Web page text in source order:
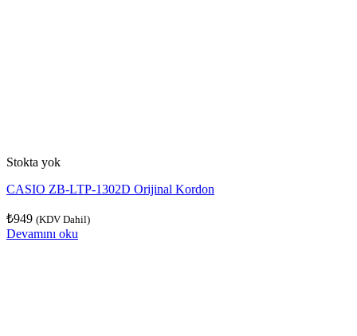
Stokta yok
CASIO ZB-LTP-1302D Orijinal Kordon
₺949 (KDV Dahil)
Devamını oku